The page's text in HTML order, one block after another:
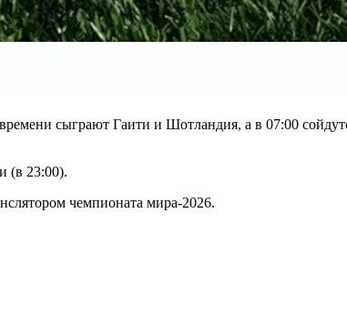
сыграют Гаити и Шотландия, а в 07:00
(в 23:00).
чемпионата мира-2026.